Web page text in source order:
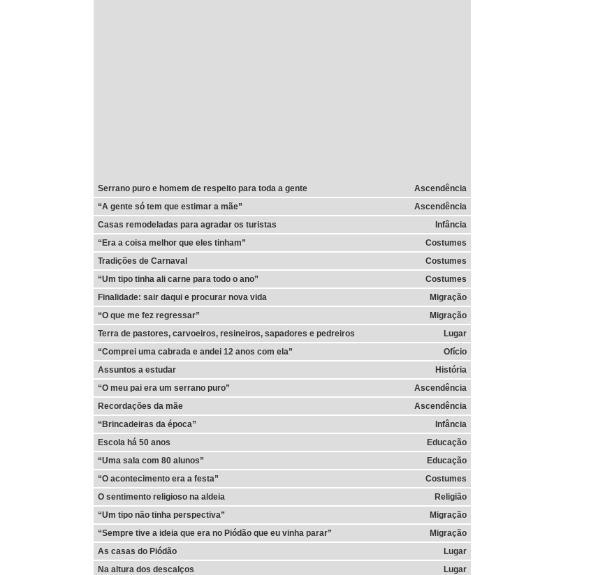
Serrano puro e homem de respeito para toda a gente
Ascendência
“A gente só tem que estimar a mãe”
Ascendência
Casas remodeladas para agradar os turistas
Infância
“Era a coisa melhor que eles tinham”
Costumes
Tradições de Carnaval
Costumes
“Um tipo tinha ali carne para todo o ano”
Costumes
Finalidade: sair daqui e procurar nova vida
Migração
“O que me fez regressar”
Migração
Terra de pastores, carvoeiros, resineiros, sapadores e pedreiros
Lugar
“Comprei uma cabrada e andei 12 anos com ela”
Ofício
Assuntos a estudar
História
“O meu pai era um serrano puro”
Ascendência
Recordações da mãe
Ascendência
“Brincadeiras da época”
Infância
Escola há 50 anos
Educação
“Uma sala com 80 alunos”
Educação
“O acontecimento era a festa”
Costumes
O sentimento religioso na aldeia
Religião
“Um tipo não tinha perspectiva”
Migração
“Sempre tive a ideia que era no Piódão que eu vinha parar”
Migração
As casas do Piódão
Lugar
Na altura dos descalços
Lugar